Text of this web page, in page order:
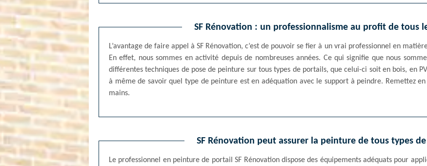
SF Rénovation : un professionnalisme au profit de tous
L’avantage de faire appel à SF Rénovation, c’est de pouvoir se fier à un vrai professionnel en
En effet, nous sommes en activité depuis de nombreuses années. Ce qui signifie que nous
différentes techniques de pose de peinture sur tous types de portails, que celui-ci soit en bois, en
à même de savoir quel type de peinture est en adéquation avec le support à peindre. Remettez
mains.
SF Rénovation peut assurer la peinture de tous types
Le professionnel en peinture de portail SF Rénovation dispose des équipements adéquats pour